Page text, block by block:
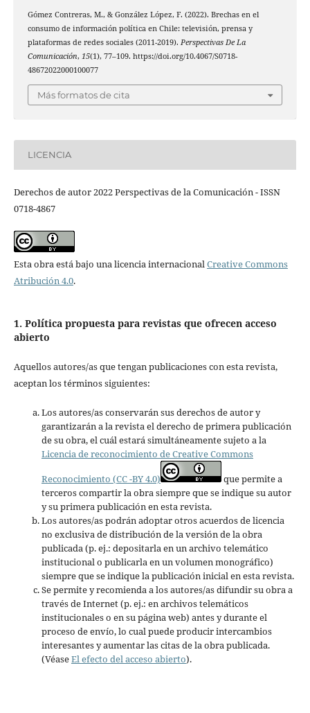
Gómez Contreras, M., & González López, F. (2022). Brechas en el
consumo de información política en Chile: televisión, prensa y
plataformas de redes sociales (2011-2019). Perspectivas De La
Comunicación, 15(1), 77–109. https://doi.org/10.4067/S0718-
48672022000100077
Más formatos de cita
LICENCIA
Derechos de autor 2022 Perspectivas de la Comunicación - ISSN
0718-4867
Esta obra está bajo una licencia internacionalCreative Commons
Atribución 4.0.
1. Política propuesta para revistas que ofrecen acceso
abierto
Aquellos autores/as que tengan publicaciones con esta revista,
aceptan los términos siguientes:
Los autores/as conservarán sus derechos de autor y
garantizarán a la revista el derecho de primera publicación
de su obra, el cuál estará simultáneamente sujeto a la
Licencia de reconocimiento de Creative Commons
Reconocimiento (CC -BY 4.0)
que permite a
terceros compartir la obra siempre que se indique su autor
y su primera publicación en esta revista.
Los autores/as podrán adoptar otros acuerdos de licencia
no exclusiva de distribución de la versión de la obra
publicada (p. ej.: depositarla en un archivo telemático
institucional o publicarla en un volumen monográfico)
siempre que se indique la publicación inicial en esta revista.
Se permite y recomienda a los autores/as difundir su obra a
través de Internet (p. ej.: en archivos telemáticos
institucionales o en su página web) antes y durante el
proceso de envío, lo cual puede producir intercambios
interesantes y aumentar las citas de la obra publicada.
(VéaseEl efecto del acceso abierto).